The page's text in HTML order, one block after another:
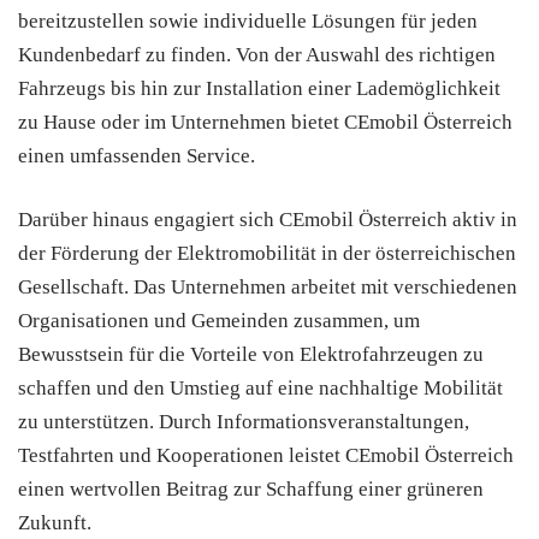
bereitzustellen sowie individuelle Lösungen für jeden
Kundenbedarf zu finden. Von der Auswahl des richtigen
Fahrzeugs bis hin zur Installation einer Lademöglichkeit
zu Hause oder im Unternehmen bietet CEmobil Österreich
einen umfassenden Service.
Darüber hinaus engagiert sich CEmobil Österreich aktiv in
der Förderung der Elektromobilität in der österreichischen
Gesellschaft. Das Unternehmen arbeitet mit verschiedenen
Organisationen und Gemeinden zusammen, um
Bewusstsein für die Vorteile von Elektrofahrzeugen zu
schaffen und den Umstieg auf eine nachhaltige Mobilität
zu unterstützen. Durch Informationsveranstaltungen,
Testfahrten und Kooperationen leistet CEmobil Österreich
einen wertvollen Beitrag zur Schaffung einer grüneren
Zukunft.